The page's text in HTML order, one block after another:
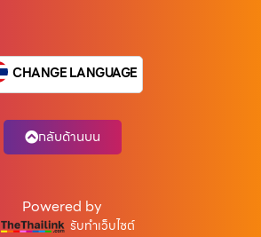
Powered by
รับทำเว็บไซต์
CHANGE LANGUAGE
กลับด้านบน